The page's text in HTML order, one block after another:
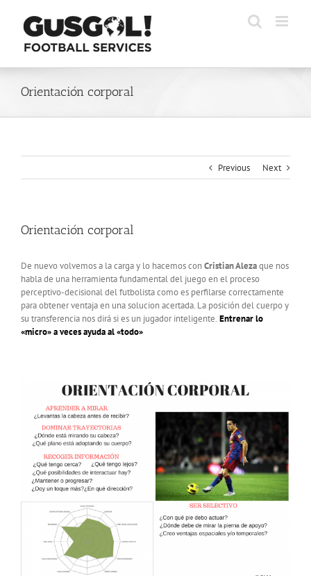
content
Orientación corporal
Previous Next
Orientación corporal
De nuevo volvemos a la carga y lo hacemos conCristian Alezaque nos
habla de una herramienta fundamental del juego en el proceso
perceptivo-decisional del futbolista como es perfilarse correctamente
para obtener ventaja en una solucion acertada. La posición del cuerpo y
su transferencia nos dirá si es un jugador inteligente. Entrenar lo
«micro» a veces ayuda al «todo»